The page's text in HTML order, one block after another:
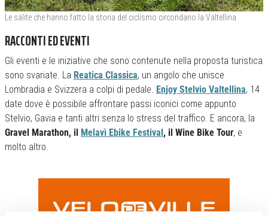
Le salite che hanno fatto la storia del ciclismo circondano la Valtellina
RACCONTI ED EVENTI
Gli eventi e le iniziative che sono contenute nella proposta turistica
sono svariate. La Reatica Classica, un angolo che unisce
Lombradia e Svizzera a colpi di pedale. Enjoy Stelvio Valtellina, 14
date dove è possibile affrontare passi iconici come appunto
Stelvio, Gavia e tanti altri senza lo stress del traffico. E ancora, la
Gravel Marathon, il Melavì Ebike Festival, il Wine Bike Tour, e
molto altro.